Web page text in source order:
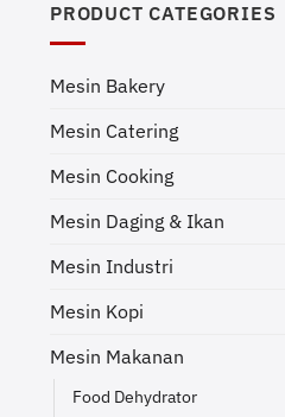
PRODUCT CATEGORIES
Mesin Bakery
Mesin Catering
Mesin Cooking
Mesin Daging & Ikan
Mesin Industri
Mesin Kopi
Mesin Makanan
Food Dehydrator